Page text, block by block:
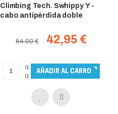
Climbing Tech. Swhippy Y -
cabo antipérdida doble
54.00 € 42,95 €